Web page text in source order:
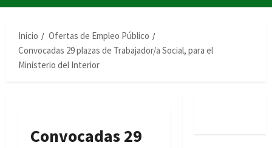
Inicio
Ofertas de Empleo Público
Convocadas 29 plazas de Trabajador/a Social, para el
Ministerio del Interior
Convocadas 29